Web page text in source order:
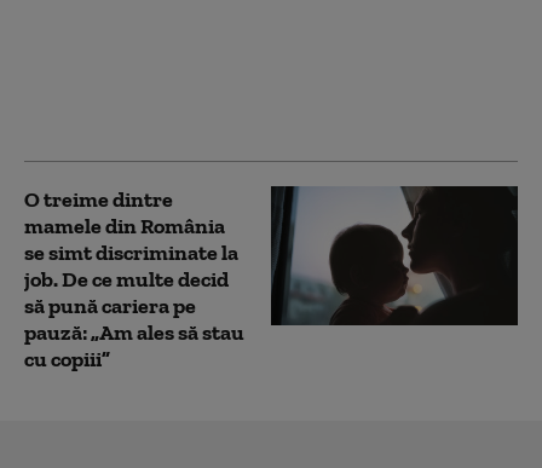
O treime dintre
mamele din România
se simt discriminate la
job. De ce multe decid
să pună cariera pe
pauză: „Am ales să stau
cu copiii”